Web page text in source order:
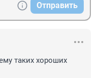
Отправить
таких хороших